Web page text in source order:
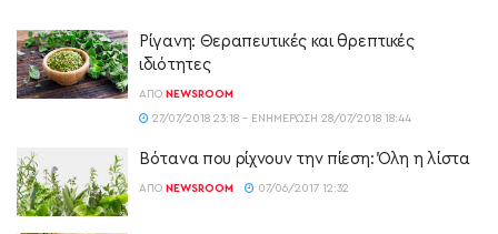
Ρίγανη: Θεραπευτικές και θρεπτικές
ιδιότητες
ΑΠΌ NEWSROOM
27/07/2018 23:18 - ΕΝΗΜΈΡΩΣΗ 28/07/2018 18:44
Βότανα που ρίχνουν την πίεση: Όλη η λίστα
ΑΠΌ NEWSROOM 07/06/2017 12:32